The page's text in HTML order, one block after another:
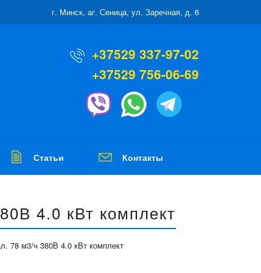
г. Минск, аг. Сеница, ул. Заречная, д. 6
+37529 337-97-02
+37529 756-06-69
Статьи Контакты
4.0 кВт комплект
78 м3/ч 380В 4.0 кВт комплект